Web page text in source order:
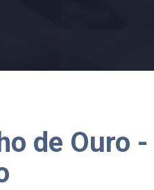
de Ouro -